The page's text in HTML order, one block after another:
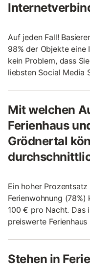
Auf jeden Fall!
98% der Objekte eine
kein Problem, dass
liebsten Social Media
Mit welchen
Ferienhaus
Grödnertal
Ein hoher Prozentsatz
Ferienwohnung
100 € pro Nacht. Das
preiswerte
Stehen in